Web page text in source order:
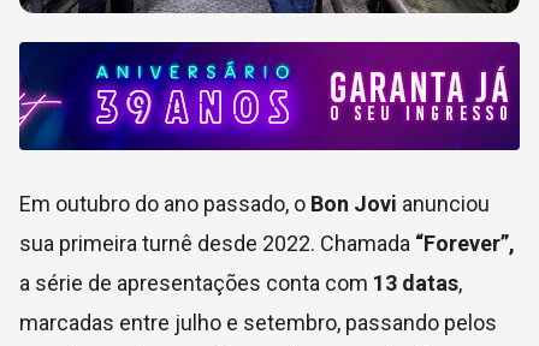
Em outubro do ano passado, o Bon Jovi anunciou
sua primeira turnê desde 2022. Chamada “Forever”,
a série de apresentações conta com 13 datas,
marcadas entre julho e setembro, passando pelos